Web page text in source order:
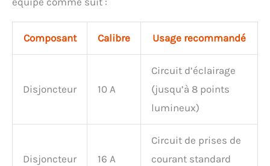
Composant Calibre Usage recommandé
Disjoncteur 10 A
Circuit d’éclairage
(jusqu’à 8 points
lumineux)
Disjoncteur 16 A
Circuit de prises de
courant standard